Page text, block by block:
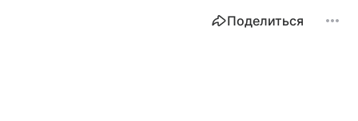
Поделиться